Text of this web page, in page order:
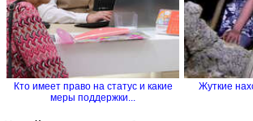
Кто имеет право на статус и какие
меры поддержки...
Жуткие